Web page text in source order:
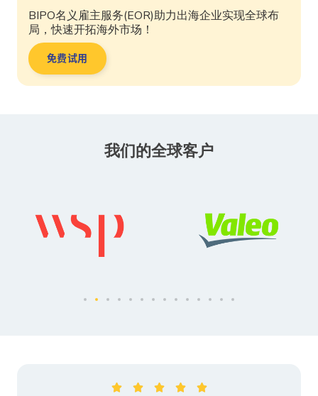
BIPO名义雇主服务(EOR)助力出海企业实现全球布
局，快速开拓海外市场！
免费试用
我们的全球客户
    